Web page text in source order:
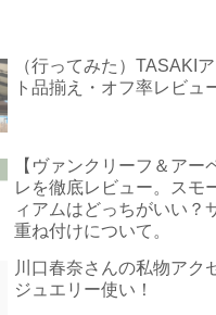
（行ってみた）TASAKI
ト品揃え・オフ率レビュ
【ヴァンクリーフ＆アー
レを徹底レビュー。スモ
ィアムはどっちがいい？
重ね付けについて。
川口春奈さんの私物アク
ジュエリー使い！